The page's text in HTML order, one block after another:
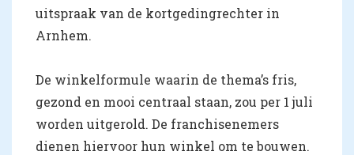
uitspraak van de kortgedingrechter in
Arnhem.
De winkelformule waarin de thema’s fris,
gezond en mooi centraal staan, zou per 1 juli
worden uitgerold. De franchisenemers
dienen hiervoor hun winkel om te bouwen.